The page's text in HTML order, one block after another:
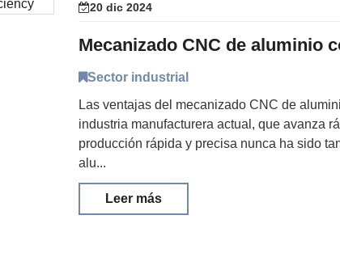
20 dic 2024
Sector industrial
Las ventajas del mecanizado CNC de
industria manufacturera actual, que avanza
producción rápida y precisa nunca ha sido
alu...
Leer más